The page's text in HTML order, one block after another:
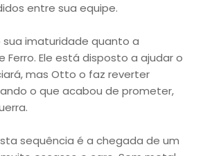
entre sua equipe.
imaturidade quanto a
Ele está disposto a ajudar o
mas Otto o faz reverter
o que acabou de prometer,
sequência é a chegada de um